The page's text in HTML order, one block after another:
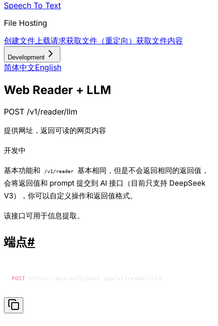
Speech To Text
File Hosting
创建文件上载请求获取文件（重定向） 获取文件内容
Development
简体中文English
Web Reader + LLM
POST /v1/reader/llm
提供网址，返回可读的网页内容
开发中
基本功能和 /v1/reader
基本相同，但是不会返回相同的返回值，
会将返回值和 prompt 提交到 AI 接口（目前只支持 DeepSeek
V3），你可以自定义操作和返回值格式。
该接口可用于信息提取。
端点#
POST https://api.multipost.app/v1/reader/llm